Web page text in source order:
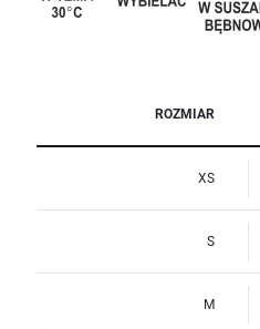
ROZMIAR
XS
S
M